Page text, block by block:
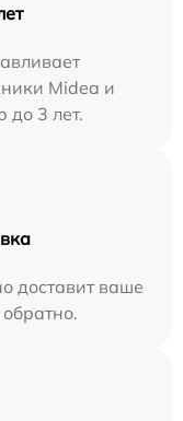
Midea и
до 3 лет.
доставит ваше